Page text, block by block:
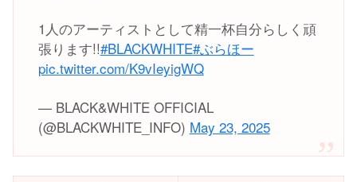
1人のアーティストとして精一杯自分らしく頑
張ります!!#BLACKWHITE#ぶらほー
pic.twitter.com/K9vIeyigWQ
— BLACK&WHITE OFFICIAL
(@BLACKWHITE_INFO) May 23, 2025